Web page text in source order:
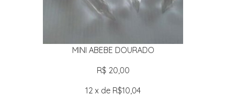
MINI ABEBE DOURADO
R$ 20,00
12 x de R$10,04